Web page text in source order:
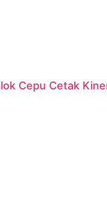
Cepu Cetak